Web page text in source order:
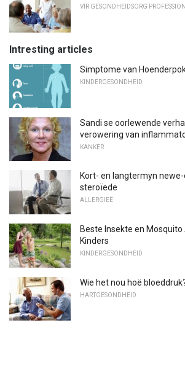
VIR GESONDHEIDSORG
Intresting articles
Simptome van
KINDERGESONDHEID
Sandi se oorlewende
verowering van
KANKER
Kort- en langtermyn
steroïede
ALLERGIEË
Beste Insekte en
Kinders
KINDERGESONDHEID
Wie het nou hoë
HARTGESONDHEID